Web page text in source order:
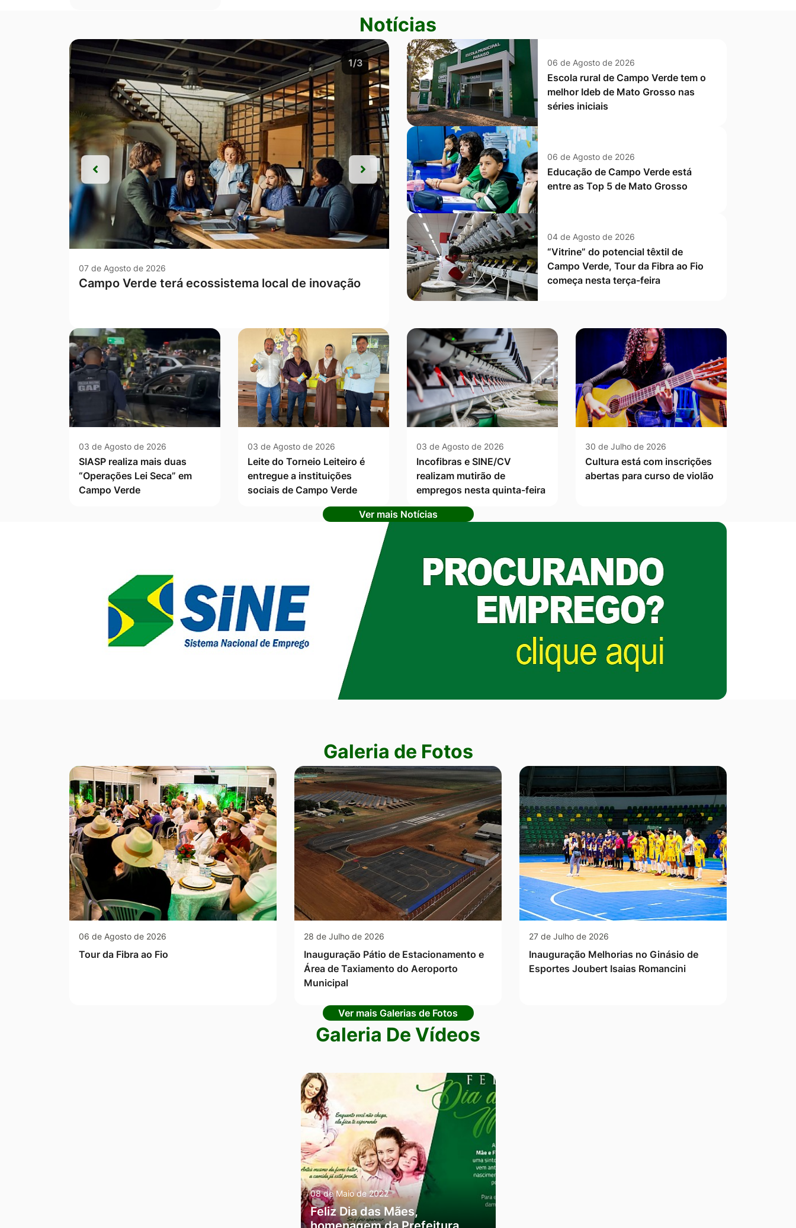
Notícias
2/3
07 de Agosto de 2026
Com a sanção de duas novas leis, Campo Verde
Anterior
Anterior
Próxima
Próxima
06 de Agosto de 2026
Escola rural de Campo Verde tem o
melhor Ideb de Mato Grosso nas
séries iniciais
06 de Agosto de 2026
Educação de Campo Verde está
entre as Top 5 de Mato Grosso
04 de Agosto de 2026
“Vitrine” do potencial têxtil de
Campo Verde, Tour da Fibra ao Fio
começa nesta terça-feira
03 de Agosto de 2026
SIASP realiza mais duas
“Operações Lei Seca” em
Campo Verde
03 de Agosto de 2026
Leite do Torneio Leiteiro é
entregue a instituições
sociais de Campo Verde
03 de Agosto de 2026
Incofibras e SINE/CV
realizam mutirão de
empregos nesta quinta-feira
30 de Julho de 2026
Cultura está com inscrições
abertas para curso de violão
Ver mais Notícias
Galeria de Fotos
06 de Agosto de 2026
Tour da Fibra ao Fio
28 de Julho de 2026
Inauguração Pátio de Estacionamento e
Área de Taxiamento do Aeroporto
Municipal
27 de Julho de 2026
Inauguração Melhorias no Ginásio de
Esportes Joubert Isaias Romancini
Ver mais Galerias de Fotos
Galeria De Vídeos
08 de Maio de 2022
Feliz Dia das Mães,